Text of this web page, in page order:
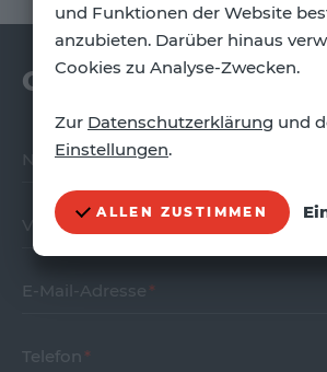
Grundriss anfordern
Name
Vorname
E-Mail-Adresse
Telefon
und Funktionen der Website
anzubieten. Darüber hinaus
Cookies zu Analyse-Zwecken.
Zur Datenschutzerklärung und
Einstellungen.
ALLEN ZUSTIMMEN